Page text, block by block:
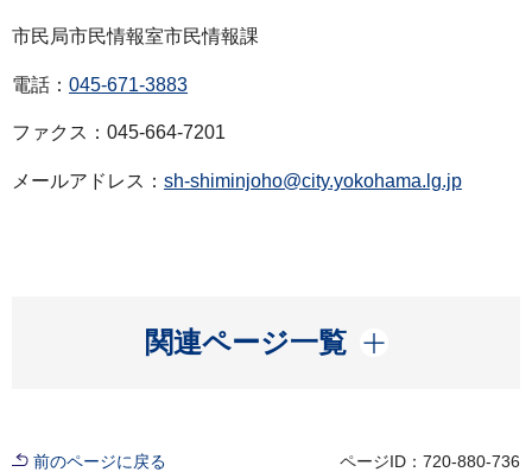
市民局市民情報室市民情報課
電話： 045-671-3883
ファクス：045-664-7201
メールアドレス： sh-shiminjoho@city.yokohama.lg.jp
関連ページ一覧
開く
前のページに戻る ページID：720-880-736